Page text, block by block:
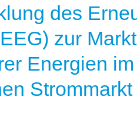
des
zur
Energien
Strommarkt